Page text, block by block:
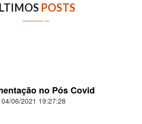
POSTS
no Pós Covid
04/06/2021 19:27:28